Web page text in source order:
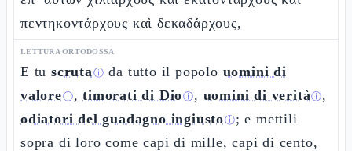
πεντηκοντάρχους καὶ δεκαδάρχους,
LETTURA ORTODOSSA
E tu scrutaⓘ da tutto il popolo uomini di
valoreⓘ,timorati di Dioⓘ, uomini di veritàⓘ,
odiatori del guadagno ingiustoⓘ; e mettili
sopra di loro come capi di mille, capi di cento,